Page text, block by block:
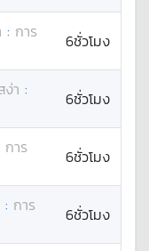
: การ
6ชั่วโมง
า :
6ชั่วโมง
การ
6ชั่วโมง
: การ
6ชั่วโมง